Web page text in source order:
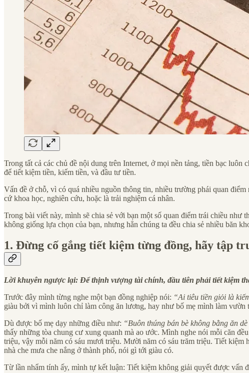
Trong tất cả các chủ đề nội dung trên Internet, ở mọi nền tảng, tiền bạc
để tiết kiệm tiền, kiếm tiền, và đầu tư tiền.
Vấn đề ở chỗ, vì có quá nhiều nguồn thông tin, nhiều trường phái quan
cứ khoa học, nghiên cứu, hoặc là trải nghiệm cá nhân.
Trong bài viết này, mình sẽ chia sẻ với bạn một số quan điểm trái chiều
không giống lựa chọn của bạn, nhưng hẳn chúng ta đều chia sẻ nhiều băn
1. Đừng cố gắng tiết kiệm từng đồng, hãy tập
Lời khuyên ngược lại: Để thịnh vượng tài chính, đầu tiên phải tiết kiệm
Trước đây mình từng nghe một bạn đồng nghiệp nói: “Ai tiêu tiền giỏi là
giàu bởi vì mình luôn chỉ làm công ăn lương, hay như bố mẹ mình làm
Dù được bố mẹ dạy những điều như: “Buôn thúng bán bè không bằng ăn
thấy những tòa chung cư xung quanh mà ao ước. Mình nghe nói mỗi căn
triệu, vậy mỗi năm có sáu mươi triệu. Mười năm có sáu trăm triệu. Tiết
nhà che mưa che nắng ở thành phố, nói gì tới giàu có.
Từ lần nhẩm tính ấy, mình tự kết luận: Tiết kiệm không giải quyết được vấn